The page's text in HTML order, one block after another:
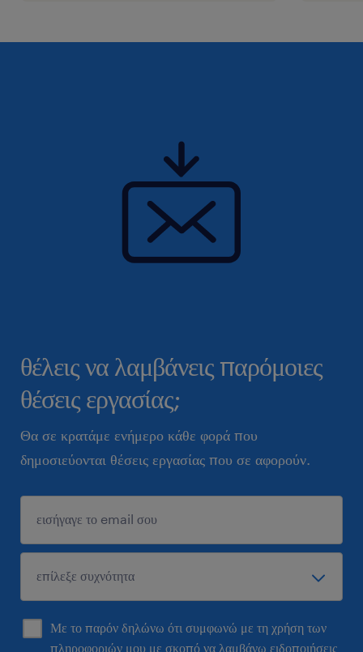
θέλεις να λαμβάνεις παρόμοιες
θέσεις εργασίας;
Θα σε κρατάμε ενήμερο κάθε φορά που
δημοσιεύονται θέσεις εργασίας που σε αφορούν.
Με το παρόν δηλώνω ότι συμφωνώ με τη χρήση των
πληροφοριών μου με σκοπό να λαμβάνω ειδοποιήσεις